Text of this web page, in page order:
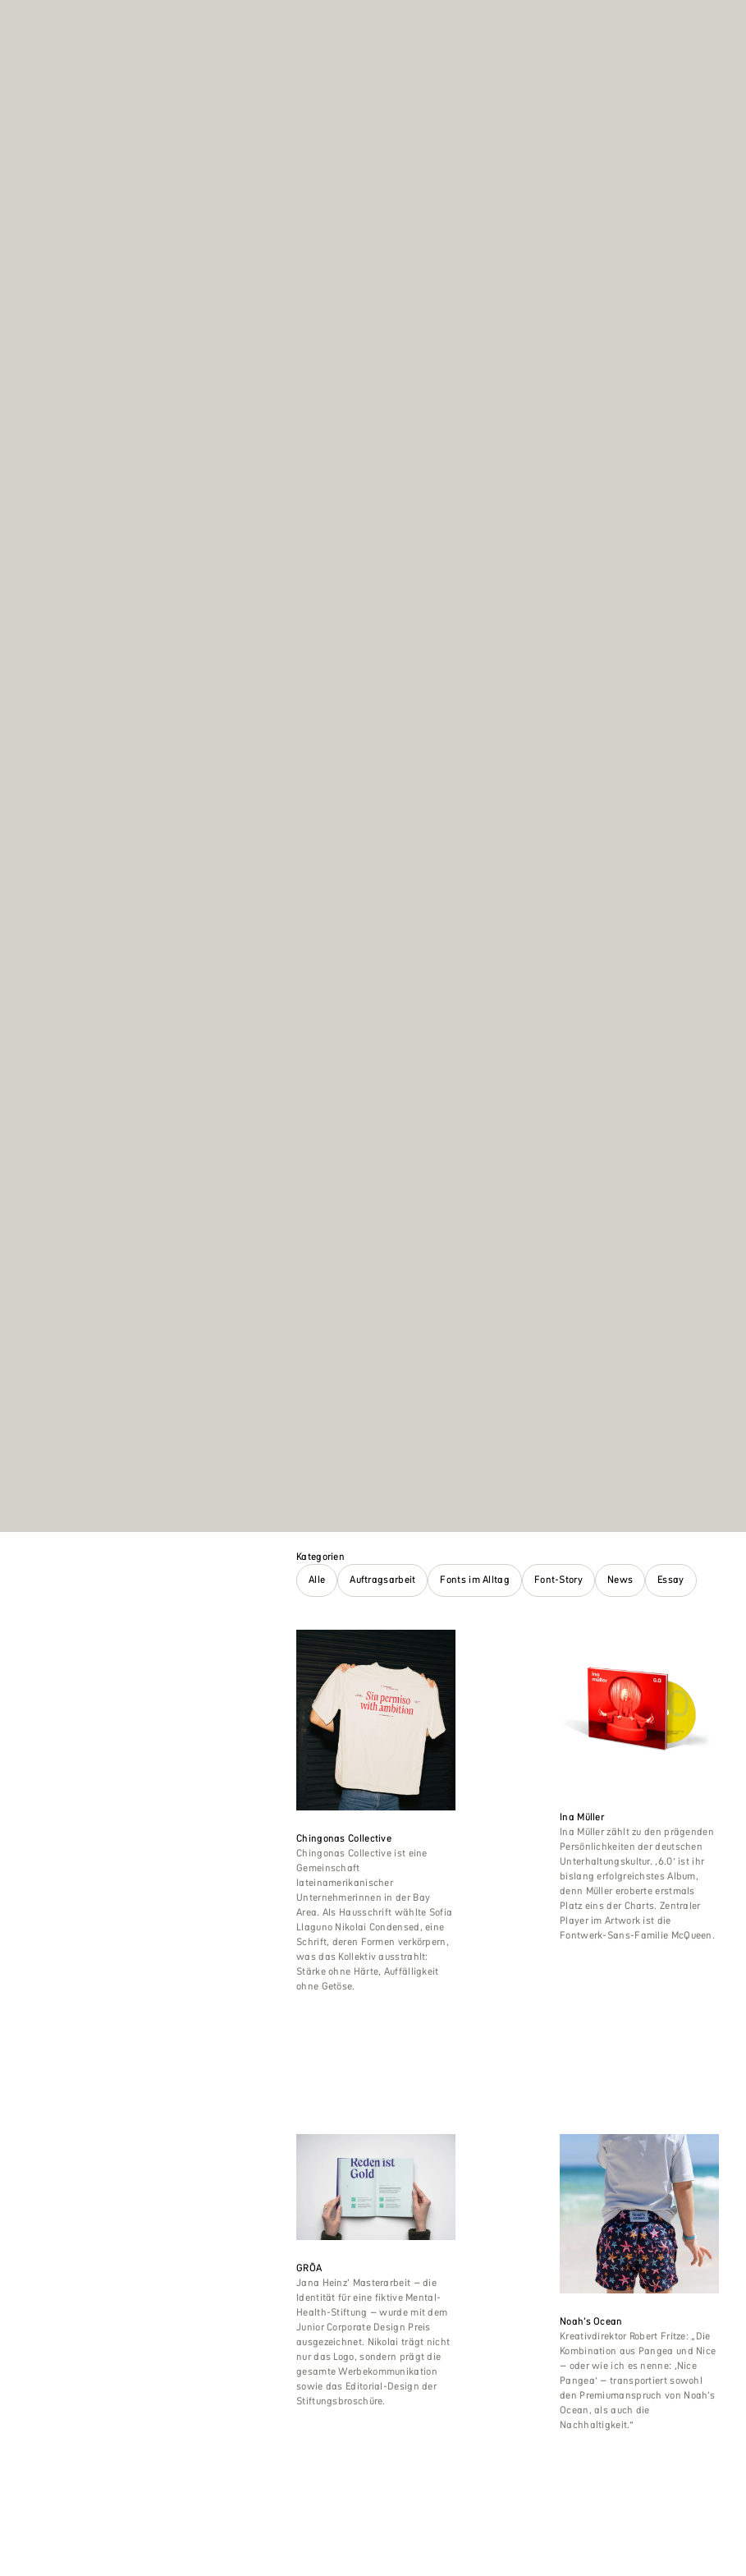
Kategorien
Alle
Auftragsarbeit Fonts im Alltag Font-Story News Essay
Chingonas Collective
Chingonas Collective ist eine
Gemeinschaft
lateinamerikanischer
Unternehmerinnen in der Bay
Area. Als Hausschrift wählte Sofia
Llaguno Nikolai Condensed, eine
Schrift, deren Formen verkörpern,
was das Kollektiv ausstrahlt:
Stärke ohne Härte, Auffälligkeit
ohne Getöse.
Ina Müller
Ina Müller zählt zu den prägenden
Persönlichkeiten der deutschen
Unterhaltungskultur. ‚6.0‘ ist ihr
bislang erfolgreichstes Album,
denn Müller eroberte erstmals
Platz eins der Charts. Zentraler
Player im Artwork ist die
Fontwerk-Sans-Familie McQueen.
GRŌA
Jana Heinz’ Masterarbeit – die
Identität für eine fiktive Mental-
Health-Stiftung – wurde mit dem
Junior Corporate Design Preis
ausgezeichnet. Nikolai trägt nicht
nur das Logo, sondern prägt die
gesamte Werbekommunikation
sowie das Editorial-Design der
Stiftungsbroschüre.
Noah’s Ocean
Kreativdirektor Robert Fritze: „Die
Kombination aus Pangea und Nice
– oder wie ich es nenne: ‚Nice
Pangea‘ – transportiert sowohl
den Premiumanspruch von Noah’s
Ocean, als auch die
Nachhaltigkeit.“